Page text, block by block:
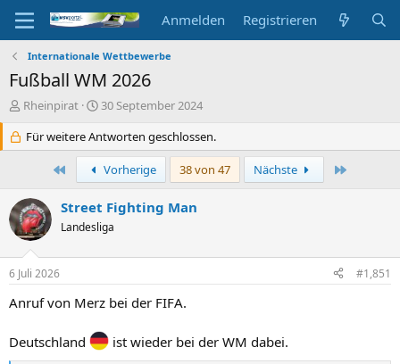
Anmelden Registrieren
Internationale Wettbewerbe
Fußball WM 2026
E
s
t
l
e
r
Rheinpirat
E
s
t
e
l
t
a
30 September 2024
Für weitere Antworten geschlossen.
Erste
Vorherige 38 von 47 Nächste
Street Fighting Man
Landesliga
6 Juli 2026 #1,851
Anruf von Merz bei der FIFA.
Deutschland ist wieder bei der WM dabei.